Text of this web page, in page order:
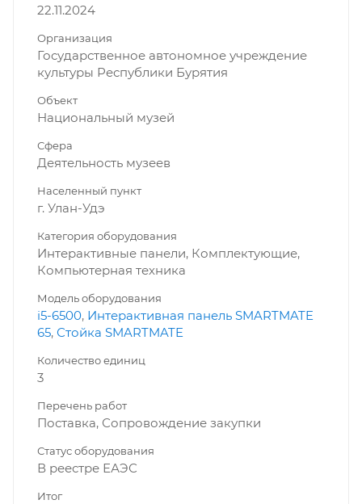
22.11.2024
Организация
Государственное автономное учреждение
культуры Республики Бурятия
Объект
Национальный музей
Сфера
Деятельность музеев
Населенный пункт
г. Улан-Удэ
Категория оборудования
Интерактивные панели, Комплектующие,
Компьютерная техника
Модель оборудования
i5-6500, Интерактивная панель SMARTMATE
65, Стойка SMARTMATE
Количество единиц
3
Перечень работ
Поставка, Сопровождение закупки
Статус оборудования
В реестре ЕАЭС
Итог